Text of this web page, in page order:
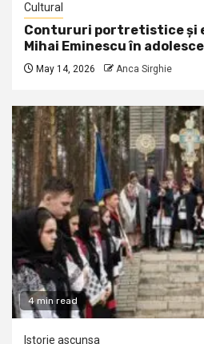
Cultural
Contururi portretistice și
Mihai Eminescu în
May 14, 2026 Anca Sirghie
4 min read
Istorie ascunsa